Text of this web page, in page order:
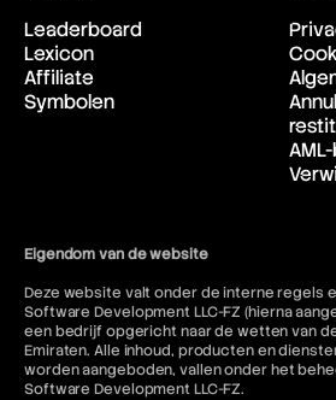
Leaderboard
Lexicon
Affiliate
Symbolen
Eigendom van de website
Deze website valt onder de interne regels
Software Development LLC-FZ (hierna
een bedrijf opgericht naar de wetten van
Emiraten. Alle inhoud, producten en
worden aangeboden, vallen onder het
Software Development LLC-FZ.